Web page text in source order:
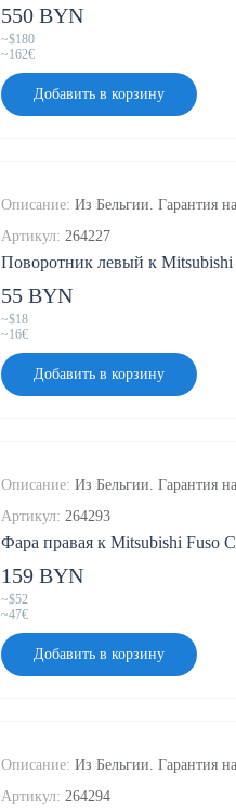
550 BYN
~$180
~162€
Добавить в корзину
Поворотник левый к Mitsubishi
Описание: Из Бельгии. Гарантия
Артикул: 264227
55 BYN
~$18
~16€
Добавить в корзину
Фара правая к Mitsubishi Fuso
Описание: Из Бельгии. Гарантия
Артикул: 264293
159 BYN
~$52
~47€
Добавить в корзину
Описание: Из Бельгии. Гарантия
Артикул: 264294